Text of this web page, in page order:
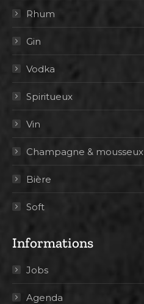
Rhum
Gin
Vodka
Spiritueux
Vin
Champagne & mousseux
Bière
Soft
Informations
Jobs
Agenda